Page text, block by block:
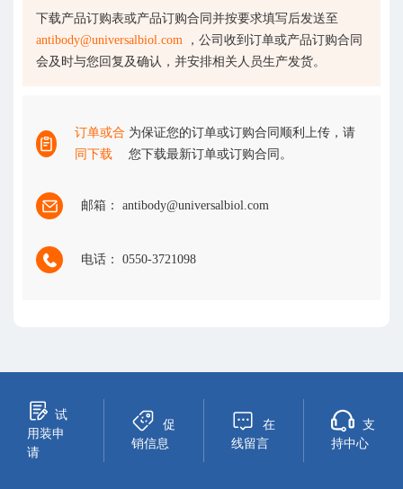
下载产品订购表或产品订购合同并按要求填写后发送至
antibody@universalbiol.com ，公司收到订单或产品订购合同
会及时与您回复及确认，并安排相关人员生产发货。
订单或合
同下载
为保证您的订单或订购合同顺利上传，请
您下载最新订单或订购合同。
邮箱： antibody@universalbiol.com
电话： 0550-3721098
试
用装申
请
促
销信息
在
线留言
支
持中心